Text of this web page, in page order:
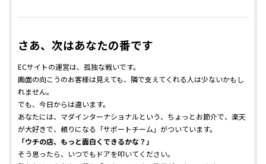
さあ、次はあなたの番です
ECサイトの運営は、孤独な戦いです。
画面の向こうのお客様は見えても、隣で支えてくれる人は少ないかもし
れません。
でも、今日からは違います。
あなたには、マダインターナショナルという、ちょっとお節介で、楽天
が大好きで、頼りになる「サポートチーム」がついています。
「ウチの店、もっと面白くできるかな？」
そう思ったら、いつでもドアを叩いてください。